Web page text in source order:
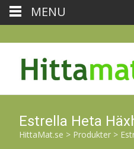
Estrella Heta
HittaMat.se > Produkter >
MENU